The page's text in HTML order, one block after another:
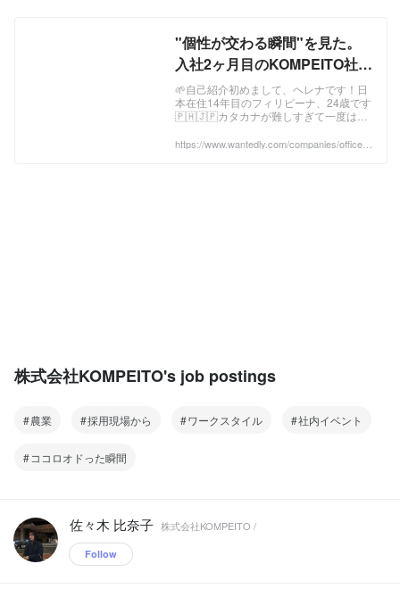
"個性が交わる瞬間"を見た。
入社2ヶ月目のKOMPEITO社員
旅行 in 沖縄 | 株式会社
KOMPEITO
🌱自己紹介初めまして、ヘレナです！日
本在住14年目のフィリピーナ、24歳です
🇵🇭🇯🇵カタカナが難しすぎて一度は本
べられるようになったが、納豆は今でも
https://www.wantedly.com/companies/officed
株式会社KOMPEITO's job postings
農業 採用現場から ワークスタイル 社内イベント
ココロオドった瞬間
佐々木 比奈子 株式会社KOMPEITO /
Follow